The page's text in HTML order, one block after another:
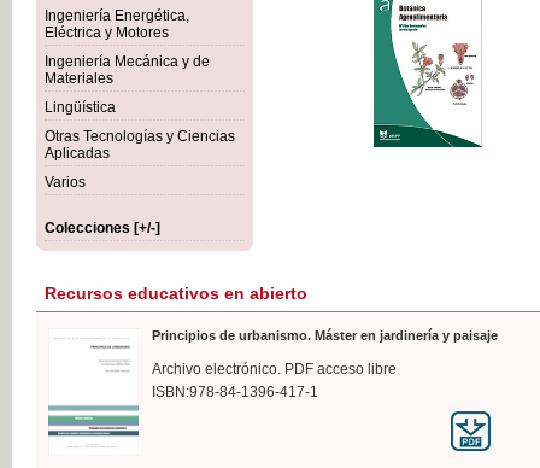
Ingeniería Energética,
Eléctrica y Motores
Ingeniería Mecánica y de
Materiales
Lingüística
Otras Tecnologías y Ciencias
Aplicadas
Varios
Colecciones [+/-]
Recursos educativos en abierto
Principios de urbanismo. Máster en jardinería y paisaje
Archivo electrónico. PDF acceso libre
ISBN:978-84-1396-417-1